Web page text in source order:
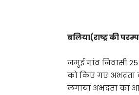
बलिया(राष्ट्र की
जमुई गांव निवासी
को किए गए अभद्रता
लगाया अभद्रता का